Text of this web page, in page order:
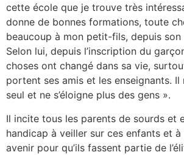
cette école que je trouve très
donne de bonnes formations, toute
beaucoup à mon petit-fils, depuis
Selon lui, depuis l’inscription du
choses ont changé dans sa vie,
portent ses amis et les enseignants. Il
seul et ne s’éloigne plus des gens ».
Il incite tous les parents de sourds et
handicap à veiller sur ces enfants et à
avenir pour qu’ils fassent partie de